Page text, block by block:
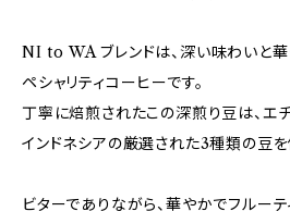
NI to WA ブレンドは、深い味わいと
ペシャリティコーヒーです。
丁寧に焙煎されたこの深煎り豆は、エチ
インドネシアの厳選された3種類の豆を
ビターでありながら、華やかでフルー